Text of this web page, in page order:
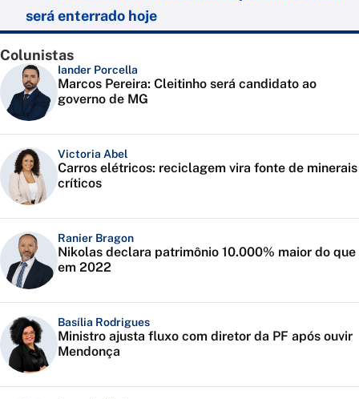
será enterrado hoje
Colunistas
Iander Porcella
Marcos Pereira: Cleitinho será candidato ao
governo de MG
Victoria Abel
Carros elétricos: reciclagem vira fonte de minerais
críticos
Ranier Bragon
Nikolas declara patrimônio 10.000% maior do que
em 2022
Basília Rodrigues
Ministro ajusta fluxo com diretor da PF após ouvir
Mendonça